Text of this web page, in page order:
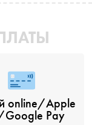
online/Apple
Pay